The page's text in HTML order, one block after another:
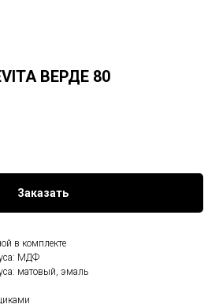
ВЕРДЕ 80
Заказать
в комплекте
МДФ
матовый, эмаль